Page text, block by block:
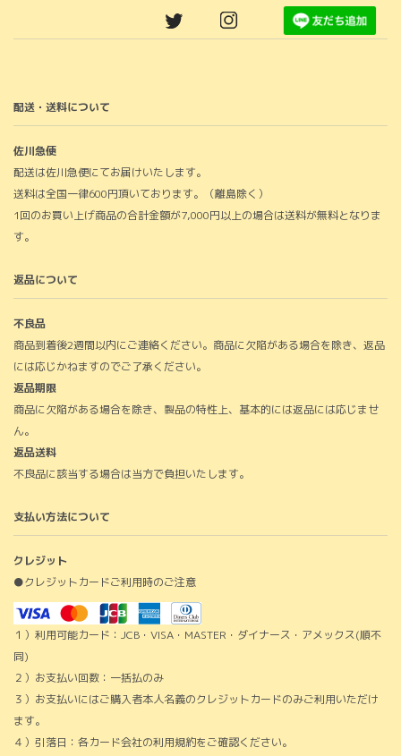
配送・送料について
佐川急便
配送は佐川急便にてお届けいたします。
送料は全国一律600円頂いております。（離島除く）
1回のお買い上げ商品の合計金額が7,000円以上の場合は送料が無料となりま
す。
返品について
不良品
商品到着後2週間以内にご連絡ください。商品に欠陥がある場合を除き、返品
には応じかねますのでご了承ください。
返品期限
商品に欠陥がある場合を除き、製品の特性上、基本的には返品には応じませ
ん。
返品送料
不良品に該当する場合は当方で負担いたします。
支払い方法について
クレジット
●クレジットカードご利用時のご注意
１）利用可能カード：JCB・VISA・MASTER・ダイナース・アメックス(順不
同)
２）お支払い回数：一括払のみ
３）お支払いにはご購入者本人名義のクレジットカードのみご利用いただけ
ます。
４）引落日：各カード会社の利用規約をご確認ください。